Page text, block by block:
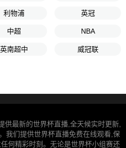
利物浦 英冠
中超 NBA
英南超中 威冠联
供最新的世界杯直播,全天候实时更新,
我们提供世界杯直播免费在线观看,保
何精彩时刻。无论是世界杯小组赛还